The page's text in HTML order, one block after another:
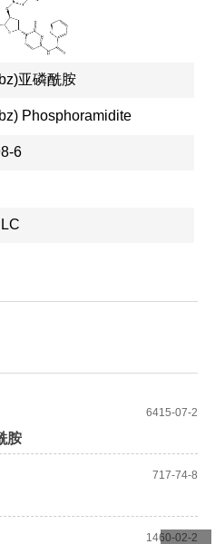
亚磷酰胺
Phosphoramidite
6
胺
6415-07-2
717-74-8
1460-02-2